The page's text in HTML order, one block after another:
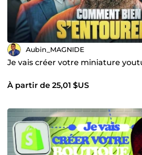
Aubin_MAGNIDE
Je vais créer votre miniature
À partir de 25,01 $US